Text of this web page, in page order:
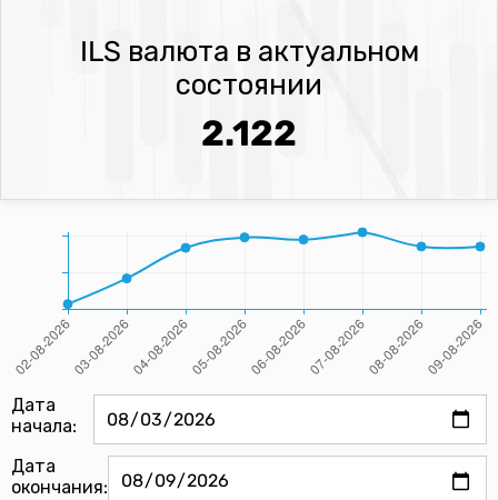
ILS валюта в актуальном
состоянии
2.122
Дата
начала:
Дата
окончания: